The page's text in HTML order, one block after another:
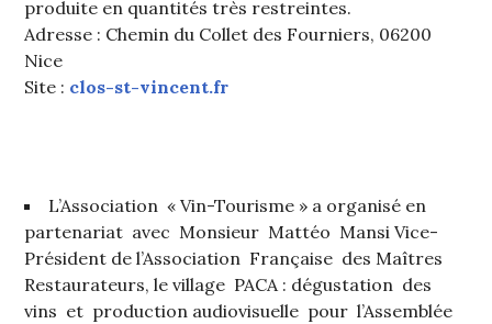
produite en quantités très restreintes.
Adresse : Chemin du Collet des Fourniers, 06200
Nice
Site : clos-st-vincent.fr
L’Association « Vin-Tourisme » a organisé en
partenariat avec Monsieur Mattéo Mansi Vice-
Président de l’Association Française des Maîtres
Restaurateurs, le village PACA : dégustation des
vins et production audiovisuelle pour l’Assemblée